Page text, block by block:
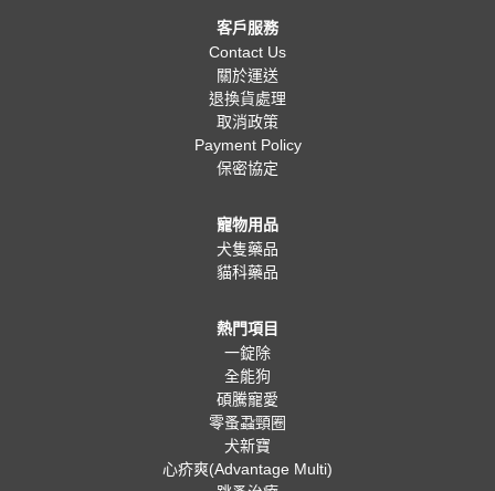
客戶服務
Contact Us
關於運送
退換貨處理
取消政策
Payment Policy
保密協定
寵物用品
犬隻藥品
貓科藥品
熱門項目
一錠除
全能狗
碩騰寵愛
零蚤蝨頸圈
犬新寶
心疥爽(Advantage Multi)